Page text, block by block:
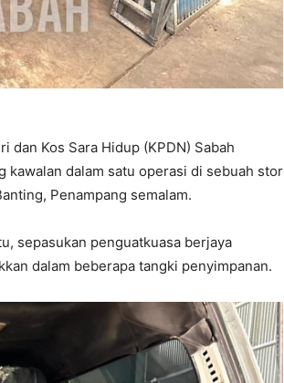
dan Kos Sara Hidup (KPDN) Sabah
kawalan dalam satu operasi di sebuah stor
Penampang semalam.
sepasukan penguatkuasa berjaya
dalam beberapa tangki penyimpanan.